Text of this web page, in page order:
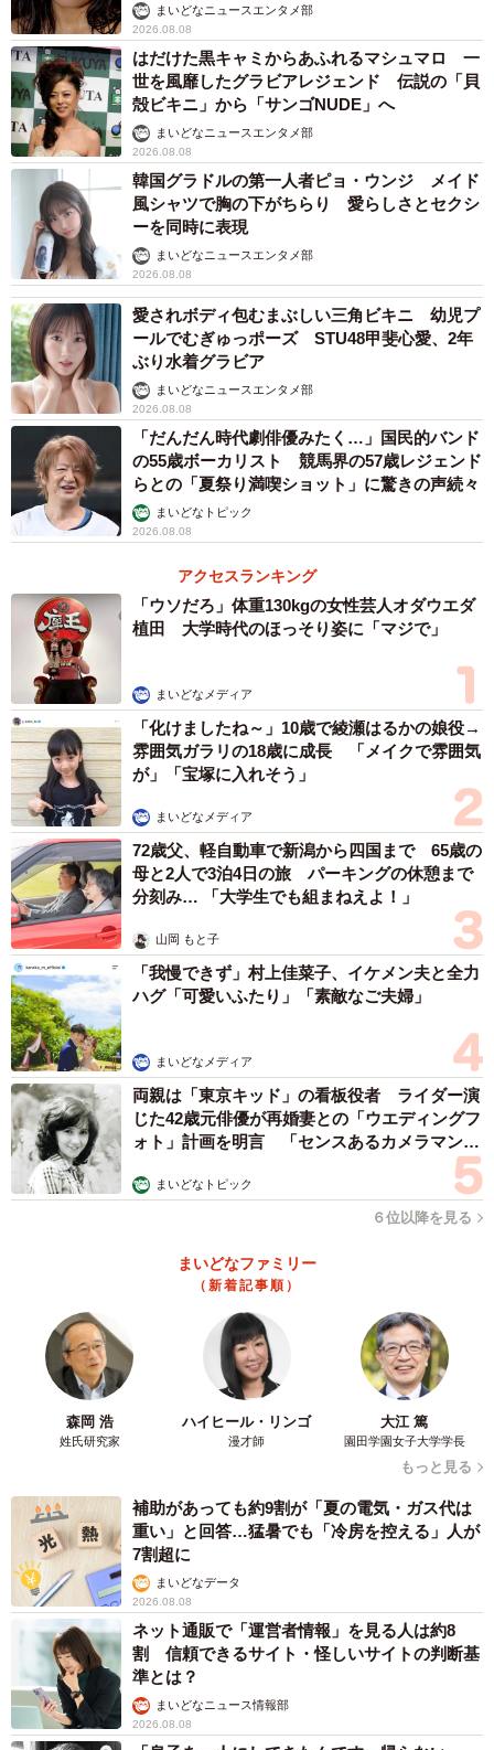
い」まいどなニュースエンタメ部
2026.08.08
はだけた黒キャミからあふれるマシュマロ 一
世を風靡したグラビアレジェンド 伝説の「貝
殻ビキニ」から「サンゴNUDE」へ
まいどなニュースエンタメ部
2026.08.08
韓国グラドルの第一人者ピョ・ウンジ メイド
風シャツで胸の下がちらり 愛らしさとセクシ
ーを同時に表現
まいどなニュースエンタメ部
2026.08.08
愛されボディ包むまぶしい三角ビキニ 幼児プ
ールでむぎゅっポーズ STU48甲斐心愛、2年
ぶり水着グラビア
まいどなニュースエンタメ部
2026.08.08
「だんだん時代劇俳優みたく…」国民的バンド
の55歳ボーカリスト 競馬界の57歳レジェンド
らとの「夏祭り満喫ショット」に驚きの声続々
まいどなトピック
2026.08.08
アクセスランキング
「ウソだろ」体重130kgの女性芸人オダウエダ
植田 大学時代のほっそり姿に「マジで」
まいどなメディア
「化けましたね～」10歳で綾瀬はるかの娘役→
雰囲気ガラリの18歳に成長 「メイクで雰囲気
が」「宝塚に入れそう」
まいどなメディア
72歳父、軽自動車で新潟から四国まで 65歳の
母と2人で3泊4日の旅 パーキングの休憩まで
分刻み… 「大学生でも組まねえよ！」
山岡 もと子
「我慢できず」村上佳菜子、イケメン夫と全力
ハグ「可愛いふたり」「素敵なご夫婦」
まいどなメディア
両親は「東京キッド」の看板役者 ライダー演
じた42歳元俳優が再婚妻との「ウエディングフ
ォト」計画を明言 「センスあるカメラマン求
まいどなトピック
６位以降を見る
まいどなファミリー
（新着記事順）
森岡 浩
姓氏研究家
ハイヒール・リンゴ
漫才師
大江 篤
園田学園女子大学学長
もっと見る
補助があっても約9割が「夏の電気・ガス代は
重い」と回答…猛暑でも「冷房を控える」人が
7割超に
まいどなデータ
2026.08.08
ネット通販で「運営者情報」を見る人は約8
割 信頼できるサイト・怪しいサイトの判断基
準とは？
まいどなニュース情報部
2026.08.08